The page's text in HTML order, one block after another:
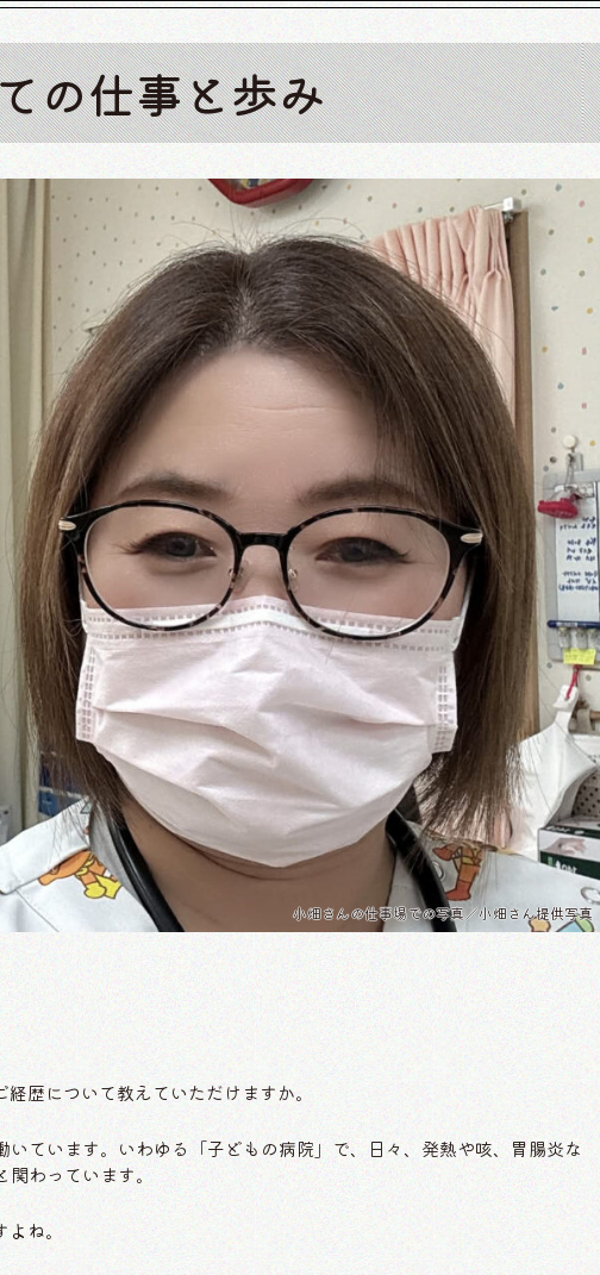
の仕事と歩み
小畑さんの仕事場での写真／小畑さん提供写真
歴について教えていただけますか。
ています。いわゆる「子どもの病院」で、日々、発熱や咳、胃腸炎な
わっています。
ね。